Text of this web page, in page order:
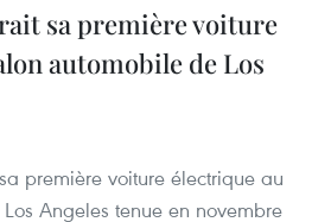
sa première voiture
automobile de Los
première voiture électrique au
Angeles tenue en novembre